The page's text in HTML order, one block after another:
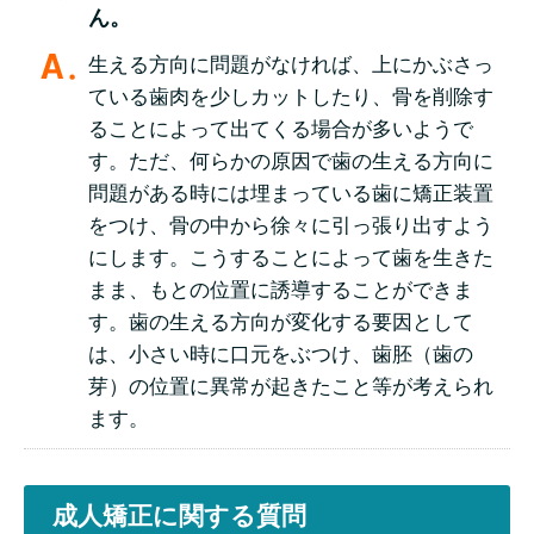
ん。
生える方向に問題がなければ、上にかぶさっ
ている歯肉を少しカットしたり、骨を削除す
ることによって出てくる場合が多いようで
す。ただ、何らかの原因で歯の生える方向に
問題がある時には埋まっている歯に矯正装置
をつけ、骨の中から徐々に引っ張り出すよう
にします。こうすることによって歯を生きた
まま、もとの位置に誘導することができま
す。歯の生える方向が変化する要因として
は、小さい時に口元をぶつけ、歯胚（歯の
芽）の位置に異常が起きたこと等が考えられ
ます。
成人矯正に関する質問